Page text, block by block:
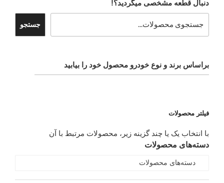
دنبال قطعه مشخصی میگردید؟!
جستجو
براساس برند و نوع خودرو محصول خود را بیابید
فیلتر محصولات
با انتخاب یک یا چند گزینه زیر، محصولات مرتبط با آن
دسته‌های محصولات
دسته‌های محصولات